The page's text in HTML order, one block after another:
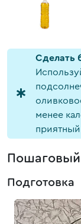
Cделать
менее
Пошаговый
Подготовка